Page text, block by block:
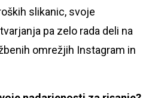
slikanic, svoje
pa zelo rada deli na
omrežjih Instagram in